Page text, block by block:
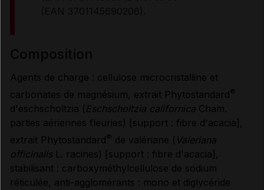
FERTILITÉ/GROSSESSE/ALLAITEMENT
CONDITIONS DE CONSERVATION
Agents de charge : cellulose microcristalline et
carbonates de magnésium, extrait Phytostandard®
d'eschscholtzia ( Eschscholtzia californica Cham.
parties aériennes fleuries) [support : fibre d'acacia],
extrait Phytostandard® de valériane ( Valeriana
officinalis L. racines) [support : fibre d'acacia],
stabilisant : carboxyméthylcellulose de sodium
réticulée, anti-agglomérants : mono et diglycéride